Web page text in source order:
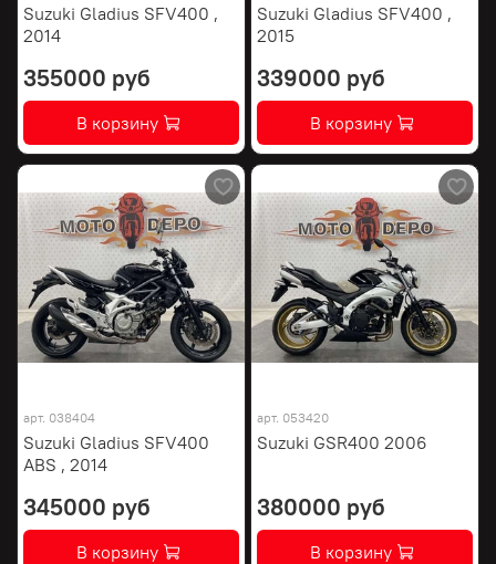
Suzuki Gladius SFV400 ,
2014
355000 руб
В корзину
Suzuki Gladius SFV400 ,
2015
339000 руб
В корзину
арт. 038404
Suzuki Gladius SFV400
ABS , 2014
345000 руб
В корзину
арт. 053420
Suzuki GSR400 2006
380000 руб
В корзину